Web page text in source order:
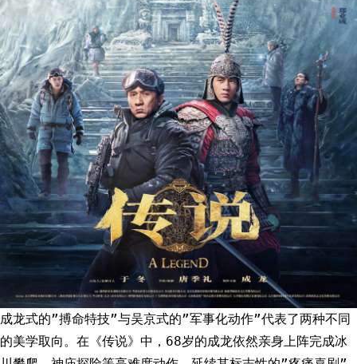
成龙式的”搏命特技”与吴京式的”军事化动作”代表了两种不同
的美学取向。在《传说》中，68岁的成龙依然亲身上阵完成冰